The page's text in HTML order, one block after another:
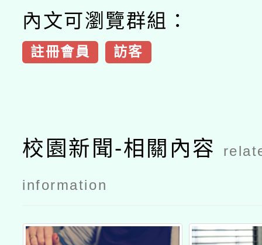
內文可瀏覽群組：
註冊會員 訪客
校園新聞-相關內容
information